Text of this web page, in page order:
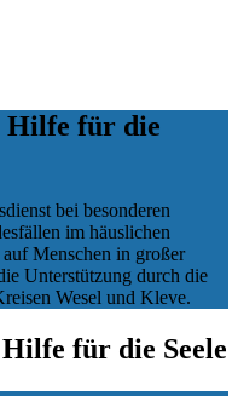
Hilfe für die
bei besonderen
im häuslichen
Menschen in großer
Unterstützung durch die
Wesel und Kleve.
für die Seele